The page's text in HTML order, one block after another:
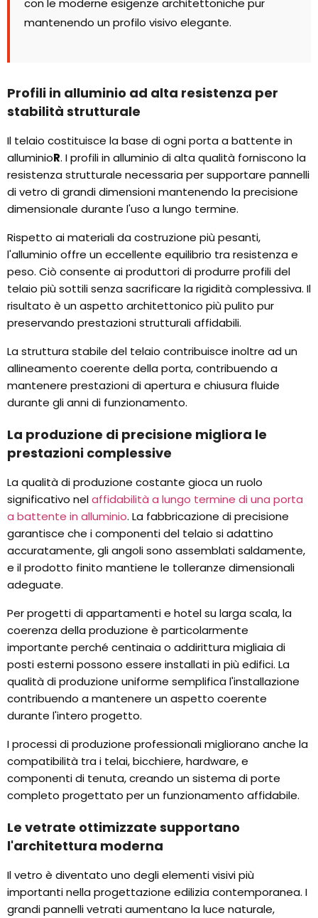
con le moderne esigenze architettoniche pur
mantenendo un profilo visivo elegante.
Profili in alluminio ad alta resistenza per
stabilità strutturale
Il telaio costituisce la base di ogni porta a battente in
alluminioR. I profili in alluminio di alta qualità forniscono la
resistenza strutturale necessaria per supportare pannelli
di vetro di grandi dimensioni mantenendo la precisione
dimensionale durante l'uso a lungo termine.
Rispetto ai materiali da costruzione più pesanti,
l'alluminio offre un eccellente equilibrio tra resistenza e
peso. Ciò consente ai produttori di produrre profili del
telaio più sottili senza sacrificare la rigidità complessiva. Il
risultato è un aspetto architettonico più pulito pur
preservando prestazioni strutturali affidabili.
La struttura stabile del telaio contribuisce inoltre ad un
allineamento coerente della porta, contribuendo a
mantenere prestazioni di apertura e chiusura fluide
durante gli anni di funzionamento.
La produzione di precisione migliora le
prestazioni complessive
La qualità di produzione costante gioca un ruolo
significativo nelaffidabilità a lungo termine di una porta
a battente in alluminio. La fabbricazione di precisione
garantisce che i componenti del telaio si adattino
accuratamente, gli angoli sono assemblati saldamente,
e il prodotto finito mantiene le tolleranze dimensionali
adeguate.
Per progetti di appartamenti e hotel su larga scala, la
coerenza della produzione è particolarmente
importante perché centinaia o addirittura migliaia di
posti esterni possono essere installati in più edifici. La
qualità di produzione uniforme semplifica l'installazione
contribuendo a mantenere un aspetto coerente
durante l'intero progetto.
I processi di produzione professionali migliorano anche la
compatibilità tra i telai, bicchiere, hardware, e
componenti di tenuta, creando un sistema di porte
completo progettato per un funzionamento affidabile.
Le vetrate ottimizzate supportano
l'architettura moderna
Il vetro è diventato uno degli elementi visivi più
importanti nella progettazione edilizia contemporanea. I
grandi pannelli vetrati aumentano la luce naturale,